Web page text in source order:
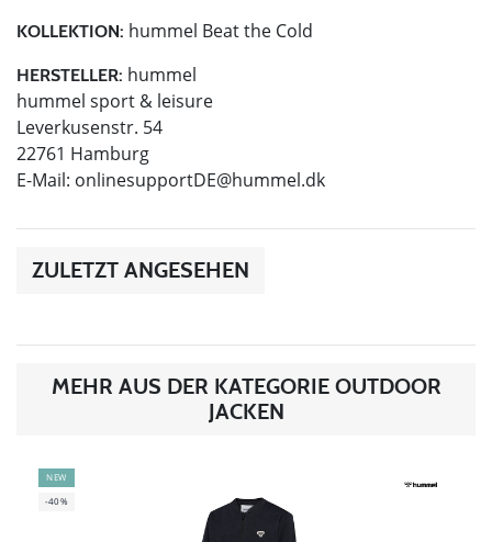
KOLLEKTION: hummel Beat the Cold
HERSTELLER: hummel
hummel sport & leisure
Leverkusenstr. 54
22761 Hamburg
E-Mail: onlinesupportDE@hummel.dk
ZULETZT ANGESEHEN
MEHR AUS DER KATEGORIE OUTDOOR
JACKEN
NEW
-40%